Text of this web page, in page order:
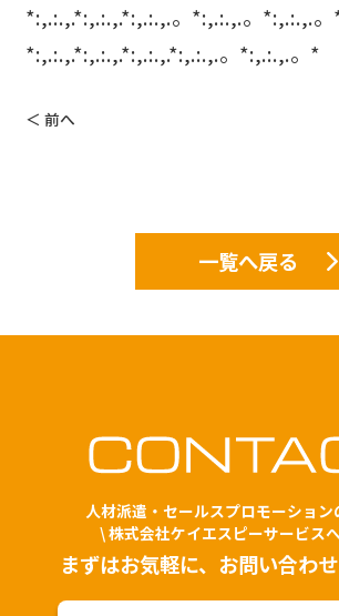
*:,.:.,.*:,.:.,.*:,.:.,.。*:,.:.,.。*:,.:.,.。
*:,.:.,.*:,.:.,.*:,.:.,.*:,.:.,.。*:,.:.,.。*
＜ 前へ
一覧へ戻る
人材派遣・セールスプロモーション
\ 株式会社ケイエスピーサービス
まずはお気軽に、お問い合わ